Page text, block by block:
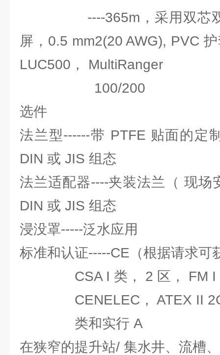
----365m，采用双芯双
屏，0.5 mm2(20 AWG), PVC
LUC500， MultiRanger
100/200
选件
法兰型------带 PTFE 贴面的定
DIN 或 JIS 组态
法兰适配器----夹装法兰（ 现场
DIN 或 JIS 组态
浸没罩-----泛水应用
标准和认证-----CE（根据请求可
CSA I 类， 2 区， FM I
CENELEC， ATEX II 2G
类和实行 A
在狭窄的提升站/ 集水井、流槽